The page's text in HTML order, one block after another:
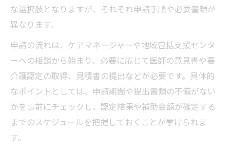
な選択肢となりますが、それぞれ申請手順や必要書類が
異なります。
申請の流れは、ケアマネージャーや地域包括支援センタ
ーへの相談から始まり、必要に応じて医師の意見書や要
介護認定の取得、見積書の提出などが必要です。具体的
なポイントとしては、申請期間や提出書類の不備がない
かを事前にチェックし、認定結果や補助金額が確定する
までのスケジュールを把握しておくことが挙げられま
す。